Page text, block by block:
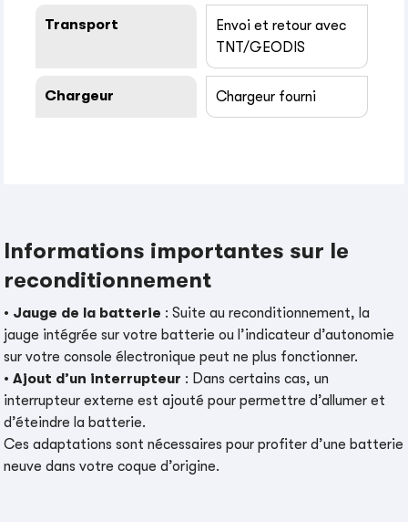
Transport
Envoi et retour avec
TNT/GEODIS
Chargeur Chargeur fourni
Informations importantes sur le
reconditionnement
• Jauge de la batterie : Suite au reconditionnement, la
jauge intégrée sur votre batterie ou l’indicateur d’autonomie
sur votre console électronique peut ne plus fonctionner.
•Ajout d’un interrupteur : Dans certains cas, un
interrupteur externe est ajouté pour permettre d’allumer et
d’éteindre la batterie.
Ces adaptations sont nécessaires pour profiter d’une batterie
neuve dans votre coque d’origine.